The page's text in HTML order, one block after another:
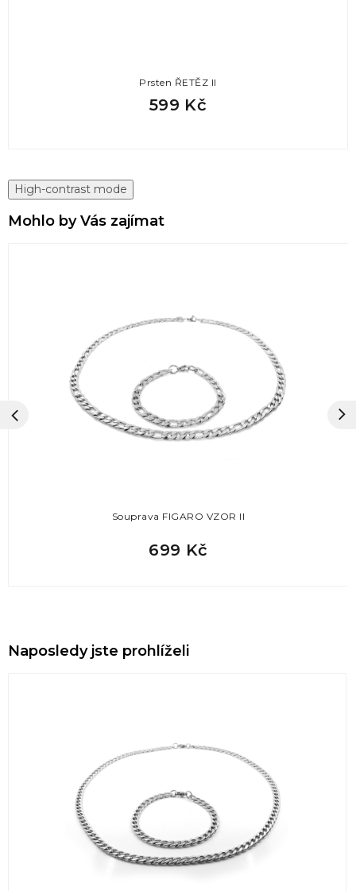
Prsten ŘETĚZ II
599 Kč
High-contrast mode
Mohlo by Vás zajímat
Souprava FIGARO VZOR II
699 Kč
Naposledy jste prohlíželi